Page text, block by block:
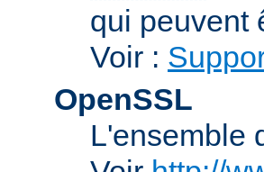
qui peuvent
Voir :
OpenSSL
L'ensemble